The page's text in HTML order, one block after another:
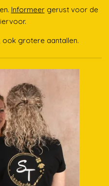
Informeergerust voor de
ook grotere aantallen.